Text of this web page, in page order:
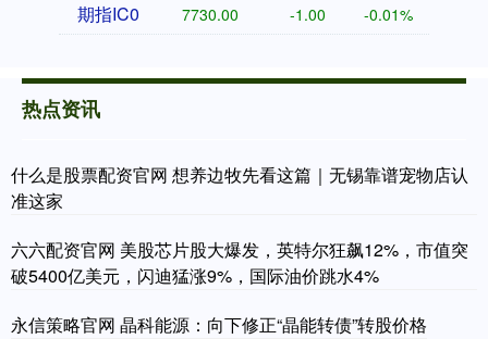
期指IC0 7730.00 -1.00 -0.01%
热点资讯
什么是股票配资官网 想养边牧先看这篇｜无锡靠谱宠物店认
准这家
六六配资官网 美股芯片股大爆发，英特尔狂飙12%，市值突
破5400亿美元，闪迪猛涨9%，国际油价跳水4%
永信策略官网 晶科能源：向下修正“晶能转债”转股价格